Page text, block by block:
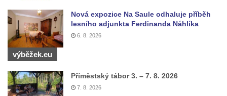
dominikánů u Piaristického náměstí v
Českých Budějovicích
Socha svatého Václava u pramene v
Semilech
Pamětní deska Tomáše Garrigue Masaryka
na radnici v Českých Budějovicích
Nová expozice Na Saule odhaluje příběh
lesního adjunkta Ferdinanda Náhlíka
6. 8. 2026
výběžek.eu
Příměstský tábor 3. – 7. 8. 2026
7. 8. 2026